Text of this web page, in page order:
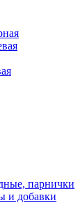
парнички
и добавки